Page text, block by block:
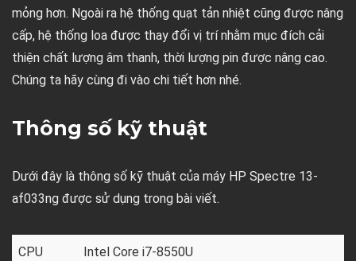
mỏng hơn. Ngoài ra hệ thống quạt tản nhiệt cũng được nâng
cấp, hệ thống loa được thay đổi vị trí nhằm mục đích cải
thiện chất lượng âm thanh, thời lượng pin được nâng cao.
Chúng ta hãy cùng đi vào chi tiết hơn nhé.
Thông số kỹ thuật
Dưới đây là thông số kỹ thuật của máy HP Spectre 13-
af033ng được sử dụng trong bài viết.
CPU Intel Core i7-8550U